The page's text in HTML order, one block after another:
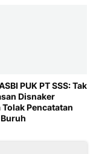
PUK PT SSS: Tak
Disnaker
Pencatatan